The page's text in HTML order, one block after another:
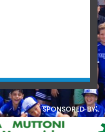
sponsored by: